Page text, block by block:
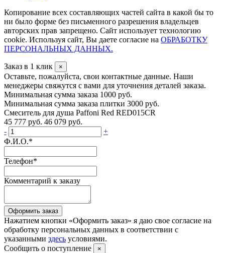
Копирование всех составляющих частей сайта в какой бы то
ни было форме без письменного разрешения владельцев
авторских прав запрещено. Сайт использует технологию
cookie. Используя сайт, Вы даете согласие на ОБРАБОТКУ
ПЕРСОНАЛЬНЫХ ДАННЫХ.
Заказ в 1 клик ×
Оставьте, пожалуйста, свои контактные данные. Наши
менеджеры свяжутся с вами для уточнения деталей заказа.
Минимальная сумма заказа 1000 руб.
Минимальная сумма заказа плитки 3000 руб.
Смеситель для душа Paffoni Red RED015CR
45 777 руб. 46 079 руб.
-
+
Ф.И.О.*
Телефон*
Комментарий к заказу
Оформить заказ
Нажатием кнопки «Оформить заказ» я даю свое согласие на
обработку персональных данных в соответствии с
указанными здесь условиями.
Сообщить о поступление
×